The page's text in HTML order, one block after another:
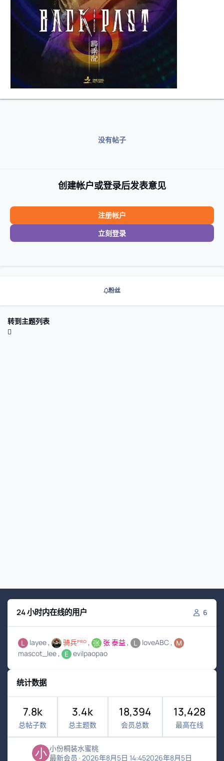
没有帖子
创建帐户或登录后发表意见
注册帐户
立刻登录
粉丝
转到主题列表
24 小时内在线的用户 6
layee 骑兵ᴾᴿᴼ 张 泰益
loveABC
mascot_lee
evilpaopao
统计数据
7.8k
总帖子数
3.4k
总主题数
18,394
会员总数
13,428
最高在线
小份桐装水蜜桃
最新会员 ·2026年8月5日 14:452026年8月5日